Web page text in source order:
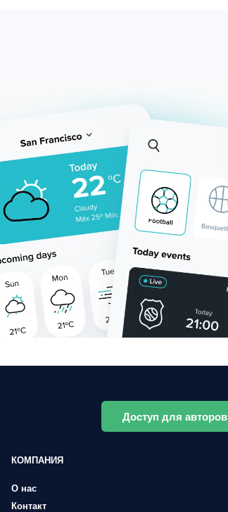
Доступ для авторов
КОМПАНИЯ
О нас
Контакт